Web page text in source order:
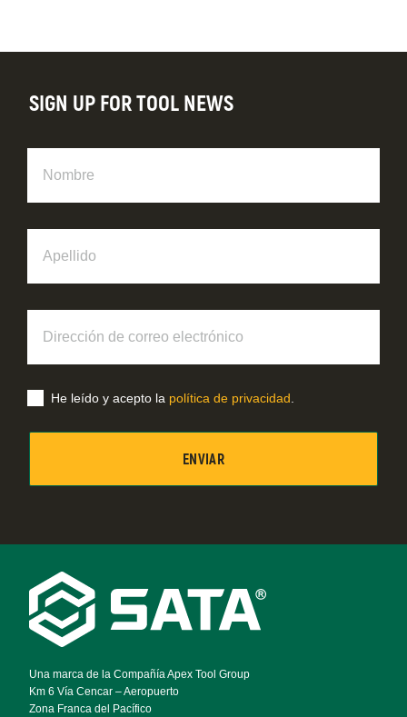
Footer
Navigation
Una marca de la Compañía Apex Tool Group
Km 6 Vía Cencar – Aeropuerto
Zona Franca del Pacífico
SIGN UP FOR TOOL NEWS
correo
electrónico
He leído y acepto la política de privacidad